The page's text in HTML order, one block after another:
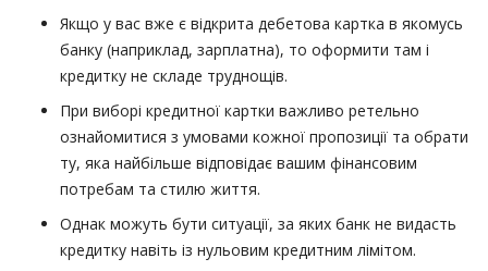
Якщо у вас вже є відкрита дебетова картка в якомусь
банку (наприклад, зарплатна), то оформити там і
кредитку не складе труднощів.
При виборі кредитної картки важливо ретельно
ознайомитися з умовами кожної пропозиції та обрати
ту, яка найбільше відповідає вашим фінансовим
потребам та стилю життя.
Однак можуть бути ситуації, за яких банк не видасть
кредитку навіть із нульовим кредитним лімітом.